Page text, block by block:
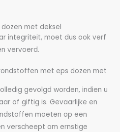
met deksel
integriteit, moet dus ook verf
vervoerd.
met eps dozen met
gevolgd worden, indien u
of giftig is. Gevaarlijke en
moeten op een
verscheept om ernstige